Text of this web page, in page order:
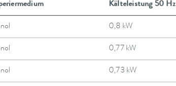
Kälteleistung 50 Hz
0,8 kW
0,77 kW
0,73 kW